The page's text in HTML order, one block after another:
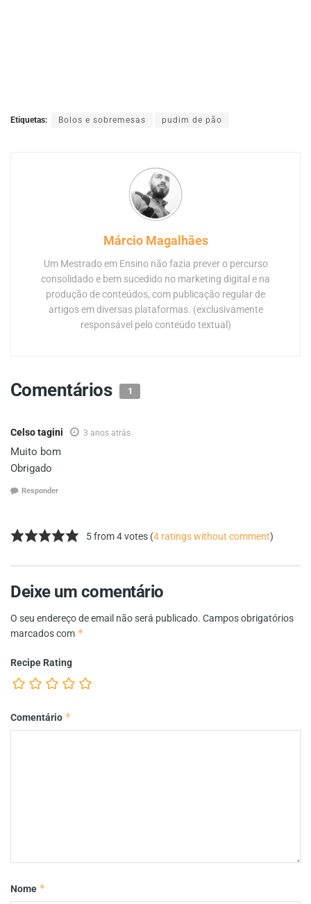
Etiquetas: Bolos e sobremesas pudim de pão
Márcio Magalhães
Um Mestrado em Ensino não fazia prever o percurso
consolidado e bem sucedido no marketing digital e na
produção de conteúdos, com publicação regular de
artigos em diversas plataformas. (exclusivamente
responsável pelo conteúdo textual)
Comentários 1
Celso tagini 3 anos atrás
Muito bom
Obrigado
Responder
5 from 4 votes (4 ratings without comment)
Deixe um comentário
O seu endereço de email não será publicado. Campos obrigatórios
marcados com *
Recipe Rating
Comentário *
Nome *